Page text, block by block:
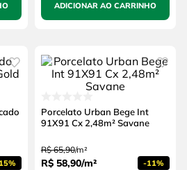
ADICIONAR AO CARRINHO
15%
Porcelato Urban Bege Int
91X91 Cx 2,48m² Savane
R$ 65,90/m²
R$ 58,90/m² -11%